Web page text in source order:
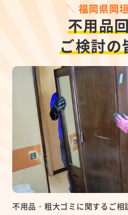
福岡県岡
不用品
ご検討の
不用品・粗大ゴミに関するご